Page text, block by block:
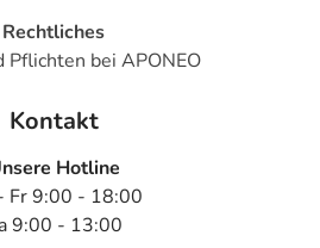
Rechtliches
Pflichten bei APONEO
Kontakt
Hotline
Fr 9:00 - 18:00
9:00 - 13:00